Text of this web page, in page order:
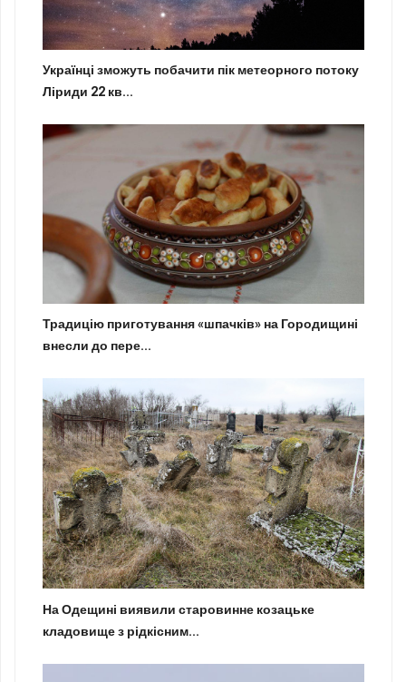
Українці зможуть побачити пік метеорного потоку
Ліриди 22 кв...
Традицію приготування «шпачків» на Городищині
внесли до пере...
На Одещині виявили старовинне козацьке
кладовище з рідкісним...